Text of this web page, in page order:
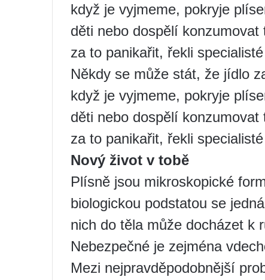
když je vyjmeme, pokryje
děti nebo dospělí
za to panikařit, řekli
Někdy se může stát, že jídlo
když je vyjmeme, pokryje
děti nebo dospělí
za to panikařit, řekli
Nový život v tobě
Plísně jsou mikroskopické
biologickou podstatou se
nich do těla může docházet k
Nebezpečné je zejména
Mezi nejpravděpodobnější